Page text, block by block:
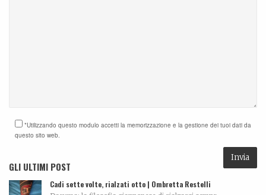
*Utilizzando questo modulo accetti la memorizzazione e la gestione dei tuoi dati da
questo sito web.
GLI ULTIMI POST
Cadi sette volte, rialzati otto | Ombretta Restelli